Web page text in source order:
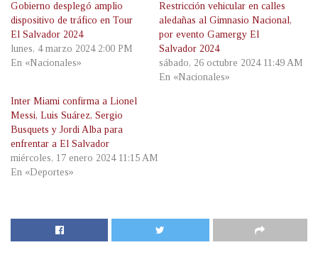
Gobierno desplegó amplio
dispositivo de tráfico en Tour
El Salvador 2024
lunes, 4 marzo 2024 2:00 PM
En «Nacionales»
Restricción vehicular en calles
aledañas al Gimnasio Nacional,
por evento Gamergy El
Salvador 2024
sábado, 26 octubre 2024 11:49 AM
En «Nacionales»
Inter Miami confirma a Lionel
Messi, Luis Suárez, Sergio
Busquets y Jordi Alba para
enfrentar a El Salvador
miércoles, 17 enero 2024 11:15 AM
En «Deportes»